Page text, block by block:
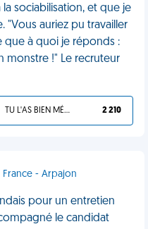
sociabilisation, et que je
"Vous auriez pu travailler
que à quoi je réponds :
monstre !" Le recruteur
TU L'AS BIEN MÉRITÉ 2 210
France - Arpajon
pour un entretien
le candidat